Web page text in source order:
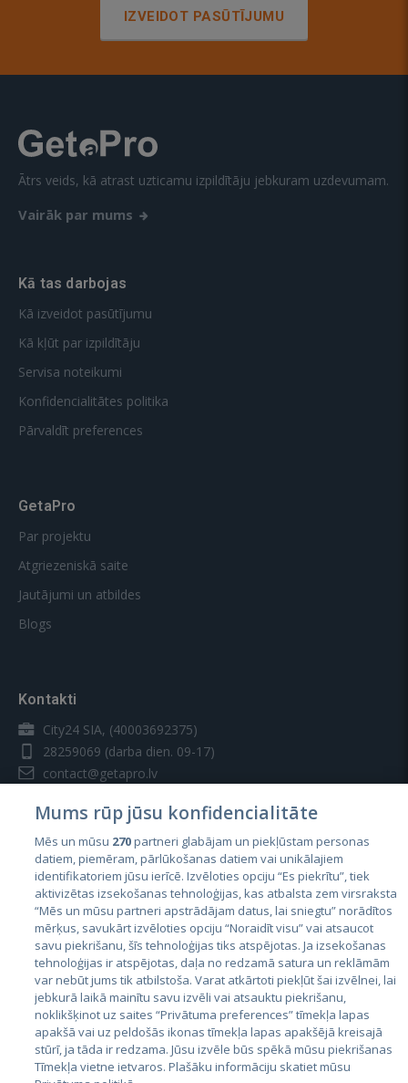
IZVEIDOT PASŪTĪJUMU
Ātrs veids, kā atrast uzticamu izpildītāju jebkuram uzdevumam.
Vairāk par mums
Kā tas darbojas
Kā izveidot pasūtījumu
Kā kļūt par izpildītāju
Servisa noteikumi
Konfidencialitātes politika
Pārvaldīt preferences
GetaPro
Par projektu
Atgriezeniskā saite
Jautājumi un atbildes
Blogs
Kontakti
City24 SIA, (40003692375)
28259069 (darba dien. 09-17)
contact@getapro.lv
Valstis
Igaunija
Latvija
Lietuva
Mums rūp jūsu konfidencialitāte
Mēs un mūsu 270partneri glabājam un piekļūstam personas
datiem, piemēram, pārlūkošanas datiem vai unikālajiem
identifikatoriem jūsu ierīcē. Izvēloties opciju “Es piekrītu”, tiek
aktivizētas izsekošanas tehnoloģijas, kas atbalsta zem virsraksta
“Mēs un mūsu partneri apstrādājam datus, lai sniegtu” norādītos
mērķus, savukārt izvēloties opciju “Noraidīt visu” vai atsaucot
savu piekrišanu, šīs tehnoloģijas tiks atspējotas. Ja izsekošanas
tehnoloģijas ir atspējotas, daļa no redzamā satura un reklāmām
var nebūt jums tik atbilstoša. Varat atkārtoti piekļūt šai izvēlnei, lai
jebkurā laikā mainītu savu izvēli vai atsauktu piekrišanu,
noklikšķinot uz saites “Privātuma preferences” tīmekļa lapas
apakšā vai uz peldošās ikonas tīmekļa lapas apakšējā kreisajā
stūrī, ja tāda ir redzama. Jūsu izvēle būs spēkā mūsu piekrišanas
Tīmekļa vietne ietvaros. Plašāku informāciju skatiet mūsu